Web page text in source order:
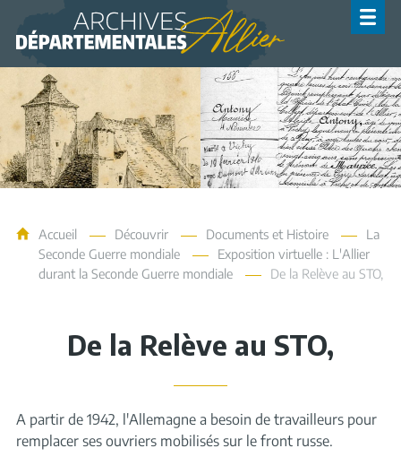
Archives de l'Allier
Accueil Découvrir Documents et Histoire
La
Seconde Guerre mondiale
Exposition virtuelle : L'Allier
durant la Seconde Guerre mondiale
De la Relève au STO,
De la Relève au STO,
A partir de 1942, l'Allemagne a besoin de travailleurs pour
remplacer ses ouvriers mobilisés sur le front russe.